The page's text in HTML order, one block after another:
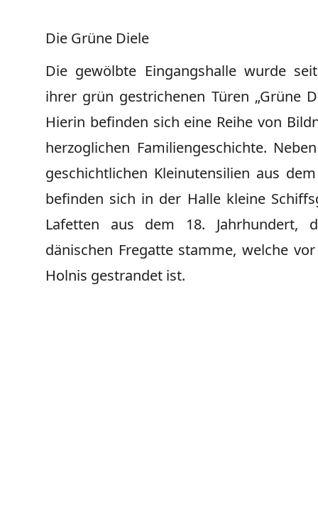
Die Grüne Diele
Die gewölbte Eingangshalle wurde
ihrer grün gestrichenen Türen „Grüne
Hierin befinden sich eine Reihe von
herzoglichen Familiengeschichte.
geschichtlichen Kleinutensilien aus
befinden sich in der Halle kleine
Lafetten aus dem 18. Jahrhundert,
dänischen Fregatte stamme, welche
Holnis gestrandet ist.